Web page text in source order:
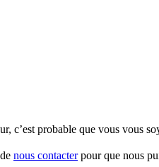
c’est probable que vous vous
nous contacterpour que nous